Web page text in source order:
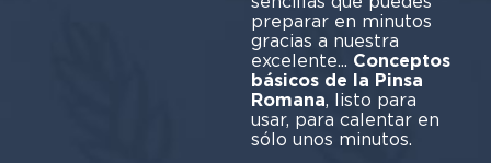
preparar en minutos
gracias a nuestra
excelente... Conceptos
básicos de la Pinsa
Romana, listo para
usar, para calentar en
sólo unos minutos.